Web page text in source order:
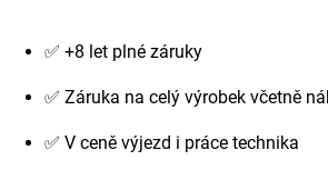
✅ +8 let plné záruky
✅ Záruka na celý výrobek včetně
✅ V ceně výjezd i práce technika